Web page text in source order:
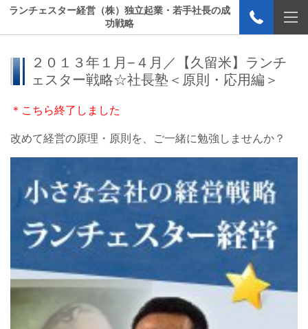
ランチェスター経営（株）独立起業・若手社長の成
功戦略
２０１３年１月−４月／【久留米】ランチ
ェスター戦略☆社長塾＜原則・応用編＞
＊こちら終了しました
改めて経営の原理・原則を、ご一緒に勉強しませんか？